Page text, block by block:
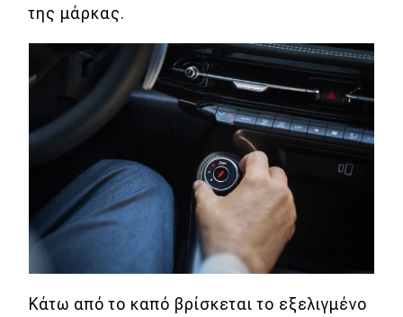
της μάρκας.
Κάτω από το καπό βρίσκεται το εξελιγμένο